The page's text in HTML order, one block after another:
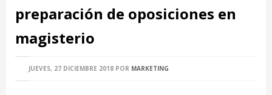
preparación de oposiciones en
magisterio
JUEVES, 27 DICIEMBRE 2018 POR MARKETING